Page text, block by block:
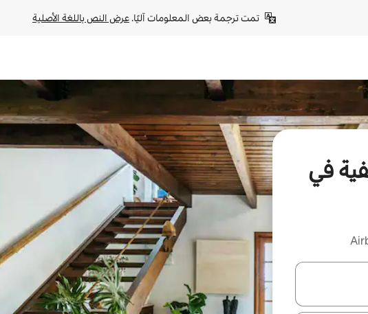
تمت ترجمة بعض المعلومات آليًا. عرض النص باللغة الأصلية
في
لأعلى ولأسفل أو استكشف عن طريق اللمس أو السحب.